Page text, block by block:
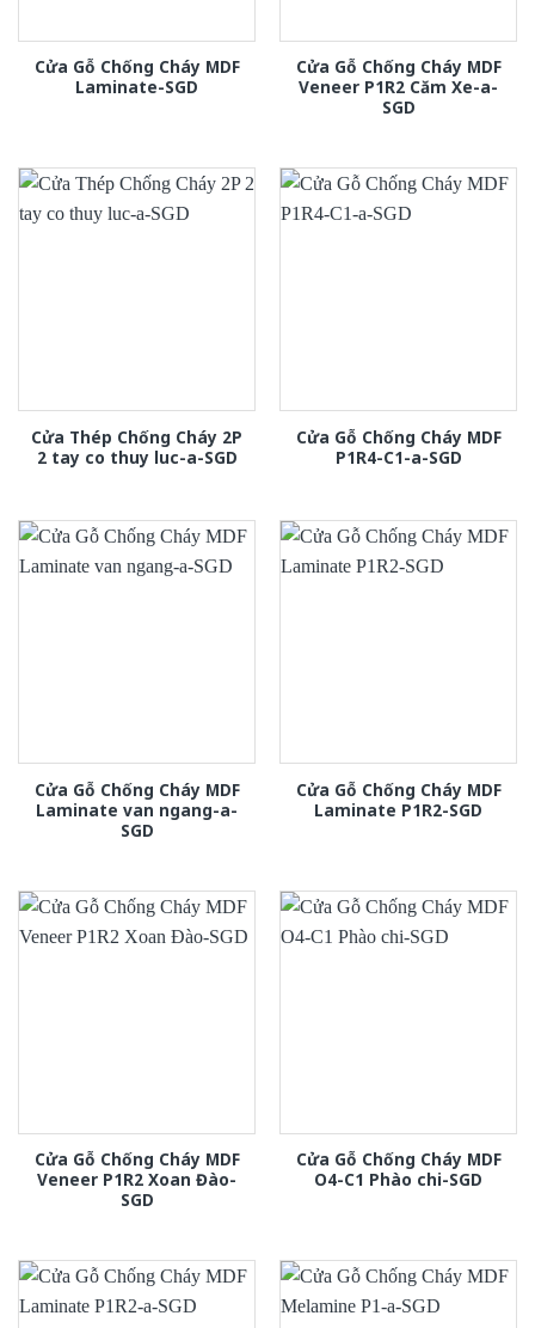
Cửa Gỗ Chống Cháy MDF
Laminate-SGD
Cửa Gỗ Chống Cháy MDF
Veneer P1R2 Căm Xe-a-
SGD
Cửa Thép Chống Cháy 2P
2 tay co thuy luc-a-SGD
Cửa Gỗ Chống Cháy MDF
P1R4-C1-a-SGD
Cửa Gỗ Chống Cháy MDF
Laminate van ngang-a-
SGD
Cửa Gỗ Chống Cháy MDF
Laminate P1R2-SGD
Cửa Gỗ Chống Cháy MDF
Veneer P1R2 Xoan Đào-
SGD
Cửa Gỗ Chống Cháy MDF
O4-C1 Phào chi-SGD